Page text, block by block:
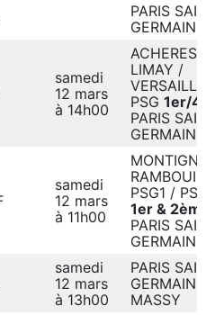
PARIS SAINT-
GERMAIN –
samedi
12 mars
à 14h00
ACHERES /
LIMAY /
VERSAILLES /
PSG 1er/4
PARIS SAINT-
GERMAIN
samedi
12 mars
à 11h00
MONTIGNY /
PSG1 / PSG2
1er & 2ème
PARIS SAINT-
GERMAIN
samedi
12 mars
à 13h00
PARIS SAINT-
GERMAIN
MASSY